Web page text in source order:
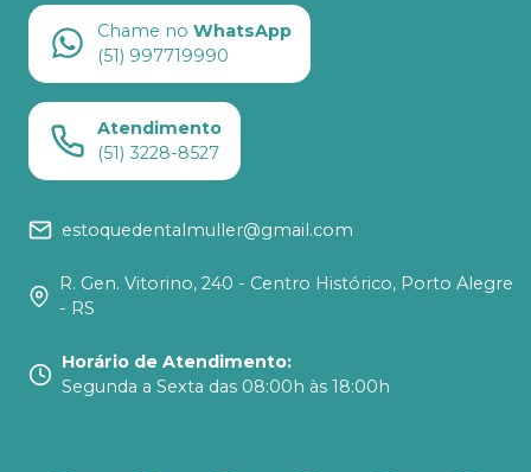
Chame no WhatsApp
(51) 997719990
Atendimento
(51) 3228-8527
estoquedentalmuller@gmail.com
R. Gen. Vitorino, 240 - Centro Histórico, Porto Alegre
- RS
Horário de Atendimento:
Segunda a Sexta das 08:00h às 18:00h